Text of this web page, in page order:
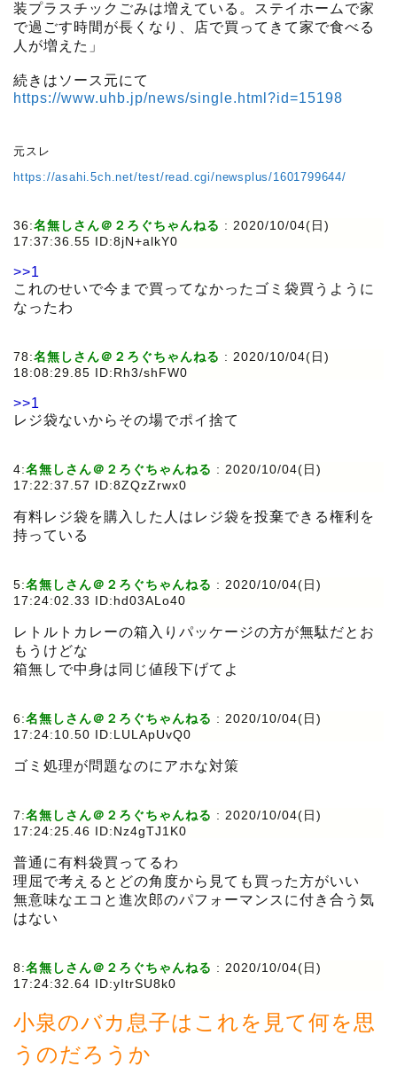
装プラスチックごみは増えている。ステイホームで家
で過ごす時間が長くなり、店で買ってきて家で食べる
人が増えた」
続きはソース元にて
https://www.uhb.jp/news/single.html?id=15198
元スレ
https://asahi.5ch.net/test/read.cgi/newsplus/1601799644/
36:名無しさん＠２ろぐちゃんねる : 2020/10/04(日)
17:37:36.55 ID:8jN+alkY0
>>1
これのせいで今まで買ってなかったゴミ袋買うように
なったわ
78:名無しさん＠２ろぐちゃんねる : 2020/10/04(日)
18:08:29.85 ID:Rh3/shFW0
>>1
レジ袋ないからその場でポイ捨て
4:名無しさん＠２ろぐちゃんねる : 2020/10/04(日)
17:22:37.57 ID:8ZQzZrwx0
有料レジ袋を購入した人はレジ袋を投棄できる権利を
持っている
5:名無しさん＠２ろぐちゃんねる : 2020/10/04(日)
17:24:02.33 ID:hd03ALo40
レトルトカレーの箱入りパッケージの方が無駄だとお
もうけどな
箱無しで中身は同じ値段下げてよ
6:名無しさん＠２ろぐちゃんねる : 2020/10/04(日)
17:24:10.50 ID:LULApUvQ0
ゴミ処理が問題なのにアホな対策
7:名無しさん＠２ろぐちゃんねる : 2020/10/04(日)
17:24:25.46 ID:Nz4gTJ1K0
普通に有料袋買ってるわ
理屈で考えるとどの角度から見ても買った方がいい
無意味なエコと進次郎のパフォーマンスに付き合う気
はない
8:名無しさん＠２ろぐちゃんねる : 2020/10/04(日)
17:24:32.64 ID:yItrSU8k0
小泉のバカ息子はこれを見て何を思
うのだろうか